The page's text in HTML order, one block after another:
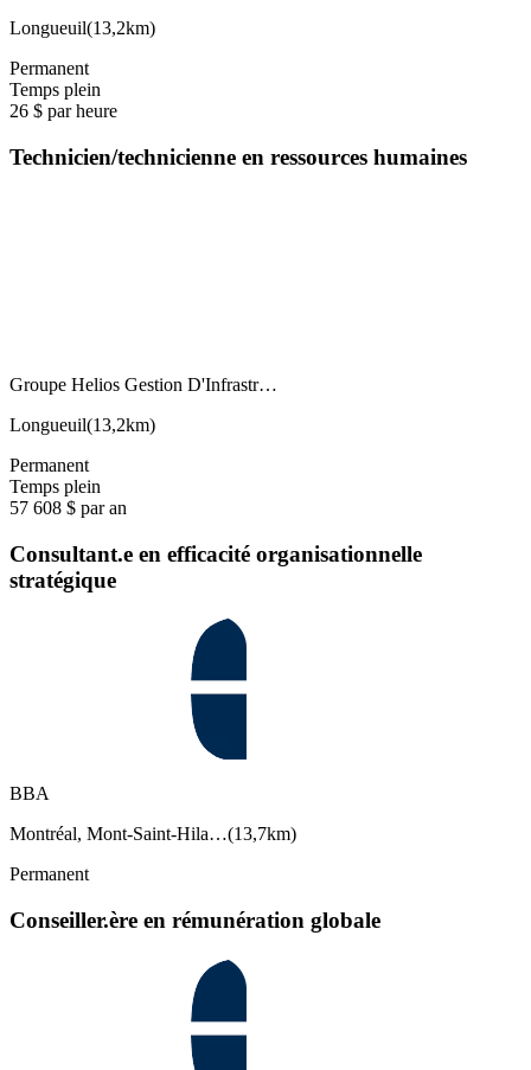
Longueuil(13,2km)
Permanent
Temps plein
26 $ par heure
Technicien/technicienne en ressources humaines
Groupe Helios Gestion D'Infrastr…
Longueuil(13,2km)
Permanent
Temps plein
57 608 $ par an
Consultant.e en efficacité organisationnelle
stratégique
BBA
Montréal, Mont-Saint-Hila…(13,7km)
Permanent
Conseiller.ère en rémunération globale